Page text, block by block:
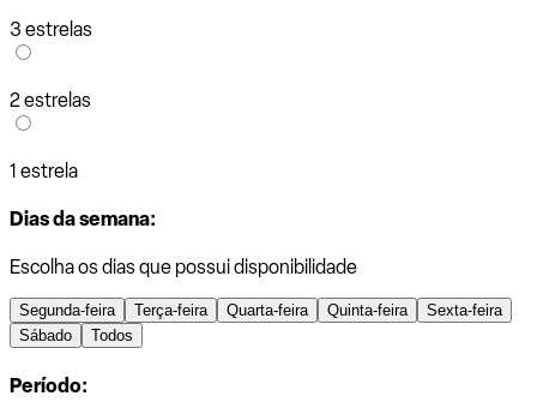
3 estrelas
2 estrelas
1 estrela
Dias da semana:
Escolha os dias que possui disponibilidade
Segunda-feira Terça-feira Quarta-feira Quinta-feira
Sexta-feira
Sábado
Todos
Período: